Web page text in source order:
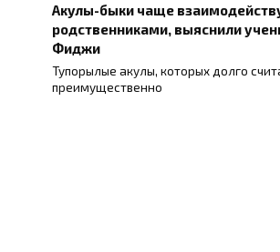
Акулы-быки чаще
родственниками, выяснили
Фиджи
Тупорылые акулы, которых долго
преимущественно